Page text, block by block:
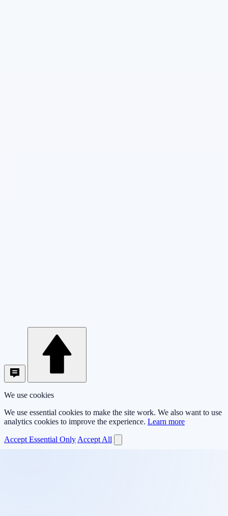
We use cookies
We use essential cookies to make the site work. We also want to use
analytics cookies to improve the experience. Learn more
Accept Essential Only Accept All